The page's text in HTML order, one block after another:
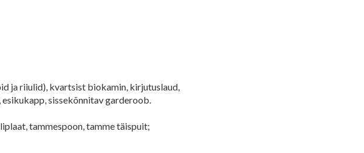
ja riiulid), kvartsist biokamin, kirjutuslaud,
sissekõnnitav garderoob.
tammespoon, tamme täispuit;